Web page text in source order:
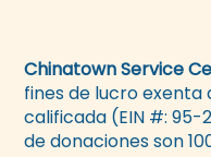
Chinatown Service
fines de lucro exenta
calificada (EIN #: 95-
de donaciones son